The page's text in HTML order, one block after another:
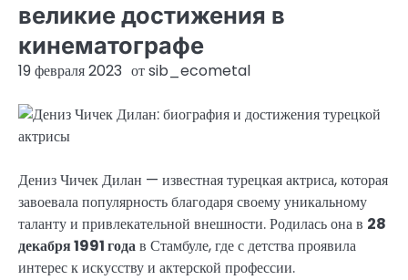
великие достижения в
кинематографе
19 февраля 2023 отsib_ecometal
Дениз Чичек Дилан — известная турецкая актриса, которая
завоевала популярность благодаря своему уникальному
таланту и привлекательной внешности. Родилась она в 28
декабря 1991 годав Стамбуле, где с детства проявила
интерес к искусству и актерской профессии.